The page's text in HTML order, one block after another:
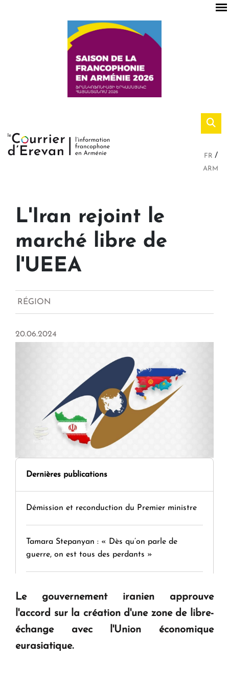
FR
ARM
L'Iran rejoint le
marché libre de
l'UEEA
RÉGION
20.06.2024
Dernières publications
Démission et reconduction du Premier ministre
Tamara Stepanyan : « Dès qu’on parle de
guerre, on est tous des perdants »
question d'un référendum ne se pose pas. "
KASA : 30 ans d'audace, de résilience et d'avenir
en Arménie
Le gouvernement iranien approuve
l'accord sur la création d'une zone de libre-
échange avec l'Union économique
eurasiatique.